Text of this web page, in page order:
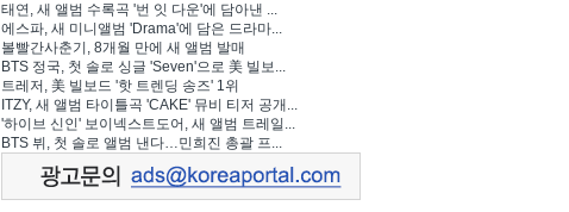
태연, 새 앨범 수록곡 '번 잇 다운'에 담아낸 ...
에스파, 새 미니앨범 'Drama'에 담은 드라마...
볼빨간사춘기, 8개월 만에 새 앨범 발매
BTS 정국, 첫 솔로 싱글 'Seven'으로 美 빌보...
트레저, 美 빌보드 '핫 트렌딩 송즈' 1위
ITZY, 새 앨범 타이틀곡 'CAKE' 뮤비 티저 공개...
'하이브 신인' 보이넥스트도어, 새 앨범 트레일...
BTS 뷔, 첫 솔로 앨범 낸다…민희진 총괄 프...